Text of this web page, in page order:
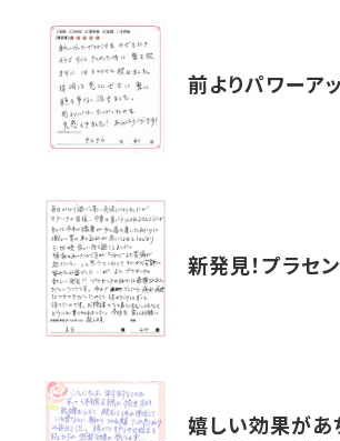
前よりパワーア
新発見！プラセ
嬉しい効果があ